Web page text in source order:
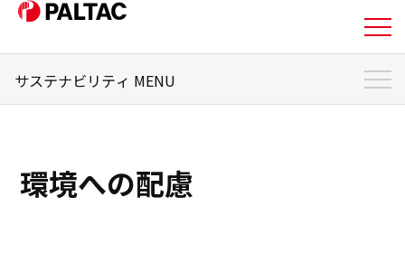
事業内容
サステナビリティ MENU
サステナビリティマネジメント
マテリアリティ
環境への配慮